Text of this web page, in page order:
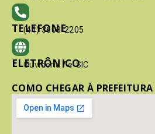
TELEFONE
(41) 3603-2205
ELETRÔNICO
Ouvidoria / e-SIC
COMO CHEGAR À PREFEITURA